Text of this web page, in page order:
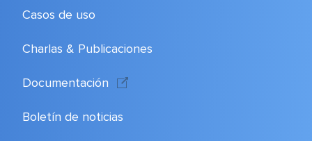
Casos de uso
Charlas & Publicaciones
Documentación
Boletín de noticias